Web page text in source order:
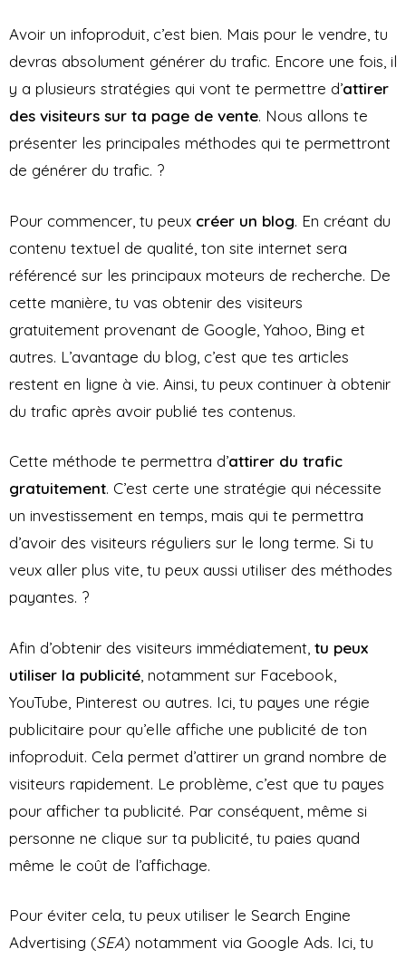
Avoir un infoproduit, c’est bien. Mais pour le vendre, tu
devras absolument générer du trafic. Encore une fois, il
y a plusieurs stratégies qui vont te permettre d’attirer
des visiteurs sur ta page de vente. Nous allons te
présenter les principales méthodes qui te permettront
de générer du trafic. ?
Pour commencer, tu peux créer un blog. En créant du
contenu textuel de qualité, ton site internet sera
référencé sur les principaux moteurs de recherche. De
cette manière, tu vas obtenir des visiteurs
gratuitement provenant de Google, Yahoo, Bing et
autres. L’avantage du blog, c’est que tes articles
restent en ligne à vie. Ainsi, tu peux continuer à obtenir
du trafic après avoir publié tes contenus.
Cette méthode te permettra d’attirer du trafic
gratuitement. C’est certe une stratégie qui nécessite
un investissement en temps, mais qui te permettra
d’avoir des visiteurs réguliers sur le long terme. Si tu
veux aller plus vite, tu peux aussi utiliser des méthodes
payantes. ?
Afin d’obtenir des visiteurs immédiatement, tu peux
utiliser la publicité , notamment sur Facebook,
YouTube, Pinterest ou autres. Ici, tu payes une régie
publicitaire pour qu’elle affiche une publicité de ton
infoproduit. Cela permet d’attirer un grand nombre de
visiteurs rapidement. Le problème, c’est que tu payes
pour afficher ta publicité. Par conséquent, même si
personne ne clique sur ta publicité, tu paies quand
même le coût de l’affichage.
Pour éviter cela, tu peux utiliser le Search Engine
Advertising (SEA) notamment via Google Ads. Ici, tu